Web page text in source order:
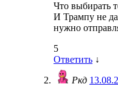
Что выбирать
И Трампу не
нужно
5
Ответить ↓
Ркд